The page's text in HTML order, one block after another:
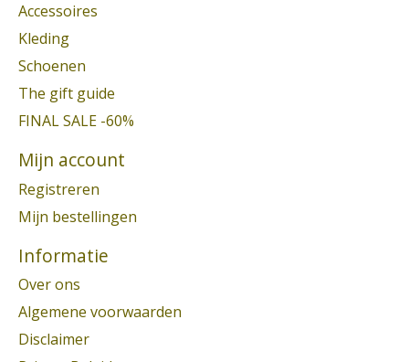
Accessoires
Kleding
Schoenen
The gift guide
FINAL SALE -60%
Mijn account
Registreren
Mijn bestellingen
Informatie
Over ons
Algemene voorwaarden
Disclaimer